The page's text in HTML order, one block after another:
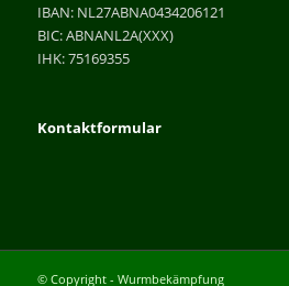
IBAN: NL27ABNA0434206121
BIC: ABNANL2A(XXX)
IHK: 75169355
Kontaktformular
© Copyright - Wurmbekämpfung